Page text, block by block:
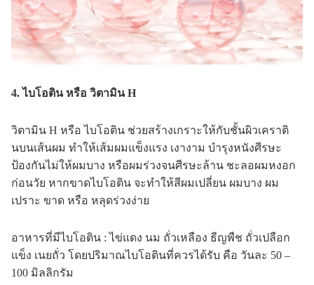
4. ไบโอติน หรือ วิตามิน H
วิตามิน H หรือ ไบโอติน ช่วยสร้างเกราะให้กับชั้นผิวเคราติ
นบนเส้นผม ทำให้เส้มผมแข็งแรง เงางาม บำรุงหนังศีรษะ
ป้องกันไม่ให้ผมบาง หรือผมร่วงจนศีรษะล้าน ชะลอผมหงอก
ก่อนวัย หากขาดไบโอติน จะทำให้สีผมเปลี่ยน ผมบาง ผม
เปราะ ขาด หรือ หลุดร่วงง่าย
อาหารที่มีไบโอติน : ไข่แดง นม ถั่วเหลือง ธีญพืช ถั่วเปลือก
แข็ง เนยถั่ว โดยปริมาณไบโอตินที่ควรได้รับ คือ วันละ 50 –
100 มิลลิกรัม